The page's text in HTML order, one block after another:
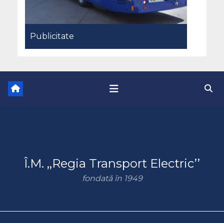
Publicitate
Î.M. ,,Regia Transport Electric’’
fondată în 1949